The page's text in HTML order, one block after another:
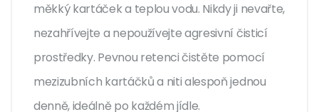
měkký kartáček a teplou vodu. Nikdy ji nevařte,
nezahřívejte a nepoužívejte agresivní čisticí
prostředky. Pevnou retenci čistěte pomocí
mezizubních kartáčků a niti alespoň jednou
denně, ideálně po každém jídle.